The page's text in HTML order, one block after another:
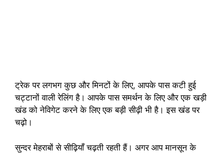
ट्रेक पर लगभग कुछ और मिनटों के लिए, आपके पास कटी हुई
चट्टानों वाली रेलिंग है। आपके पास समर्थन के लिए और एक खड़ी
खंड को नेविगेट करने के लिए एक बड़ी सीढ़ी भी है। इस खंड पर
चढ़ो।
सुन्दर मेहराबों से सीढ़ियाँ चढ़ती रहती हैं। अगर आप मानसून के